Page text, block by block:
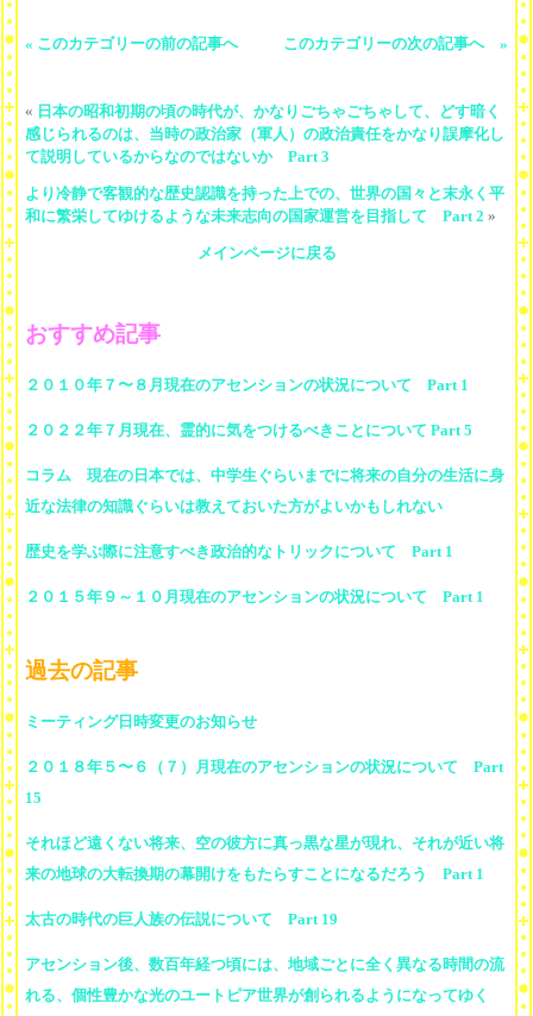
« このカテゴリーの前の記事へ このカテゴリーの次の記事へ »
« 日本の昭和初期の頃の時代が、かなりごちゃごちゃして、どす暗く
感じられるのは、当時の政治家（軍人）の政治責任をかなり誤摩化し
て説明しているからなのではないか Part 3
より冷静で客観的な歴史認識を持った上での、世界の国々と末永く平
和に繁栄してゆけるような未来志向の国家運営を目指して Part 2 »
メインページに戻る
おすすめ記事
２０１０年７〜８月現在のアセンションの状況について Part 1
２０２２年７月現在、霊的に気をつけるべきことについて Part 5
コラム 現在の日本では、中学生ぐらいまでに将来の自分の生活に身
近な法律の知識ぐらいは教えておいた方がよいかもしれない
歴史を学ぶ際に注意すべき政治的なトリックについて Part 1
２０１５年９～１０月現在のアセンションの状況について Part 1
過去の記事
ミーティング日時変更のお知らせ
２０１８年５〜６（７）月現在のアセンションの状況について Part
15
それほど遠くない将来、空の彼方に真っ黒な星が現れ、それが近い将
来の地球の大転換期の幕開けをもたらすことになるだろう Part 1
太古の時代の巨人族の伝説について Part 19
アセンション後、数百年経つ頃には、地域ごとに全く異なる時間の流
れる、個性豊かな光のユートピア世界が創られるようになってゆく